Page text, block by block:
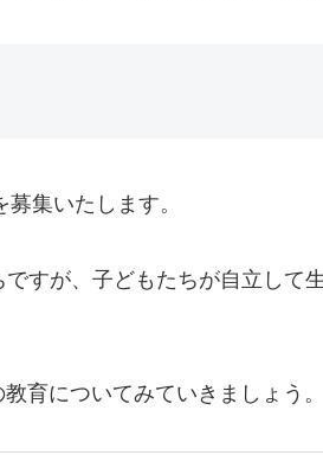
集いたします。
すが、子どもたちが自立して
育についてみていきましょう。